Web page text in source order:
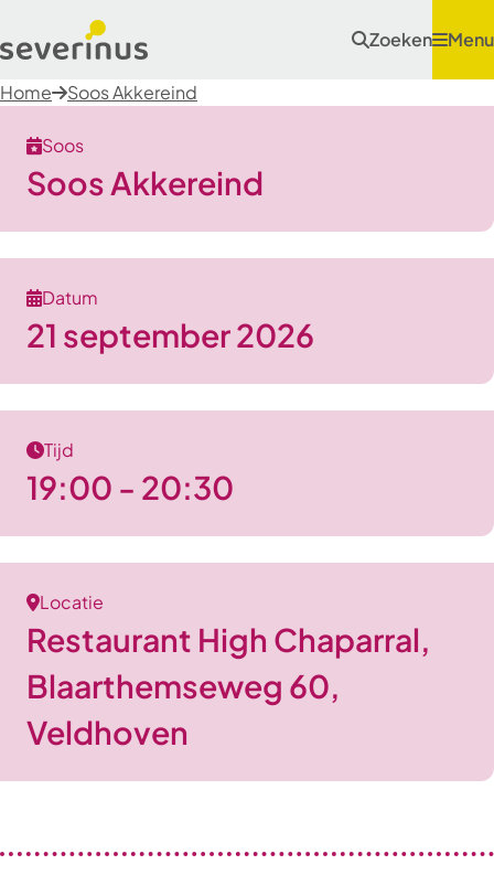
Zoeken Menu
Home Soos Akkereind
Soos
Soos Akkereind
Datum
21 september 2026
Tijd
19:00 - 20:30
Locatie
Restaurant High Chaparral,
Blaarthemseweg 60,
Veldhoven